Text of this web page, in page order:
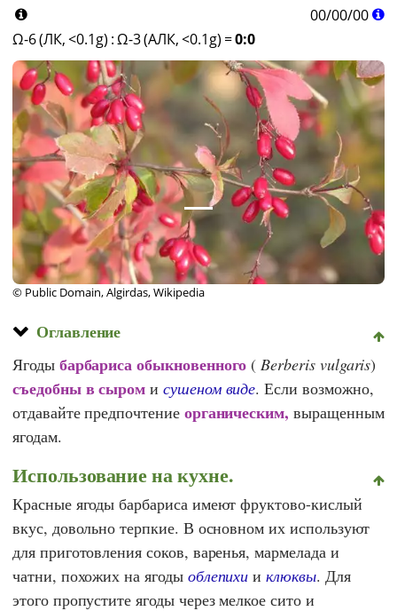
00/00/00
Ω-6 (ЛК, <0.1g) :Ω-3 (АЛК, <0.1g) =0:0
© Public Domain, Algirdas, Wikipedia
Оглавление
Ягоды барбариса обыкновенного (Berberis vulgaris)
съедобны в сыром и сушеном виде. Если возможно,
отдавайте предпочтение органическим, выращенным
ягодам.
Использование на кухне.
Красные ягоды барбариса имеют фруктово-кислый
вкус, довольно терпкие. В основном их используют
для приготовления соков, варенья, мармелада и
чатни, похожих на ягоды облепихи иклюквы. Для
этого пропустите ягоды через мелкое сито и